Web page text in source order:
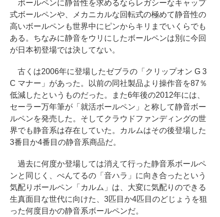
ボールペンに静音性を求めるならレガシーなキャップ
式ボールペンや、メカニカルな回転式の極めて静音性の
高いボールペンも世界中にピンからキリまでいくらでも
ある。ちなみに静音をウリにしたボールペンは別に今回
が日本初登場では決してない。
古くは2006年に登場したゼブラの「クリップオン G 3
C マナー」があった。以前の同社製品より操作音を87％
低減したというものだった。また6年後の2012年には、
セーラー万年筆が「就活ボールペン」と称して静音ボー
ルペンを発売した。そしてクラウドファンディングの世
界でも静音系は存在していた。カルムはその後登場した
3番目か4番目の静音系商品だ。
過去に何度か登場しては消えて行った静音系ボールペ
ンと同じく、ぺんてるの「音ハラ」に向き合ったという
気配りボールペン「カルム」は、大変に気配りのできる
生真面目な世代に向けた、3匹目か4匹目のどじょうを狙
った何度目かの静音系ボールペンだ。